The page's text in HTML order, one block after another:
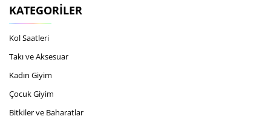
KATEGORILER
Kol Saatleri
Takı ve Aksesuar
Kadın Giyim
Çocuk Giyim
Bitkiler ve Baharatlar